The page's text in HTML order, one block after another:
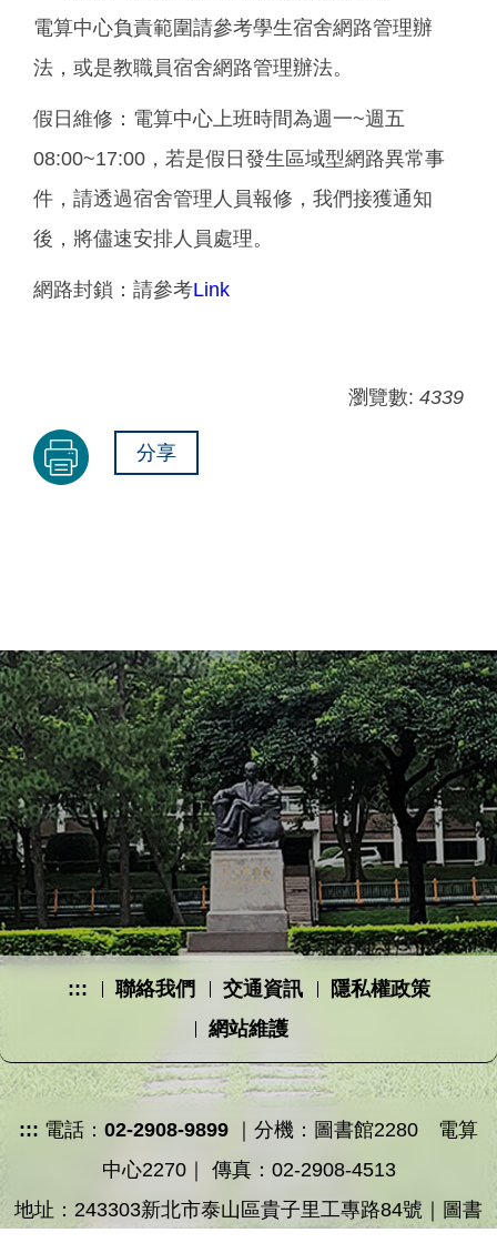
電算中心負責範圍請參考學生宿舍網路管理辦
法，或是教職員宿舍網路管理辦法。
假日維修：電算中心上班時間為週一~週五
08:00~17:00，若是假日發生區域型網路異常事
件，請透過宿舍管理人員報修，我們接獲通知
後，將儘速安排人員處理。
網路封鎖：請參考Link
瀏覽數: 4339
分享
::: 聯絡我們 交通資訊
隱私權政策
網站維護
::: 電話： 02-2908-9899 ｜分機：圖書館2280 電算
中心2270｜ 傳真：02-2908-4513
地址：243303新北市泰山區貴子里工專路84號｜圖書